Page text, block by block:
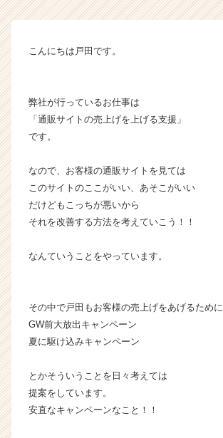
タ
イ
イ
ベ
ン
ャ
企
業
か
ス
ト
こんにちは戸田です。
弊社が行っているお仕事は
「通販サイトの売上げを上げる支援」
です。
なので、お客様の通販サイトを見ては
このサイトのここがいい、あそこがいい
だけどもこっちが悪いから
それを改善する方法を考えていこう！！
なんていうことをやっています。
その中で戸田もお客様の売上げをあげるために
GW前大放出キャンペーン
夏に駆け込みキャンペーン
とかそういうことを日々考えては
提案をしています。
安直なキャンペーンなこと！！